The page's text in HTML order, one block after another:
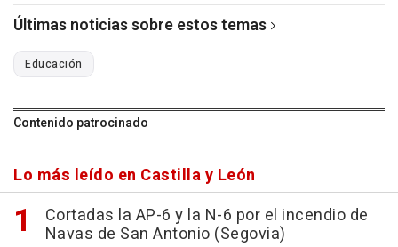
Últimas noticias sobre estos temas
Educación
Contenido patrocinado
Lo más leído en Castilla y León
Cortadas la AP-6 y la N-6 por el incendio de
Navas de San Antonio (Segovia)